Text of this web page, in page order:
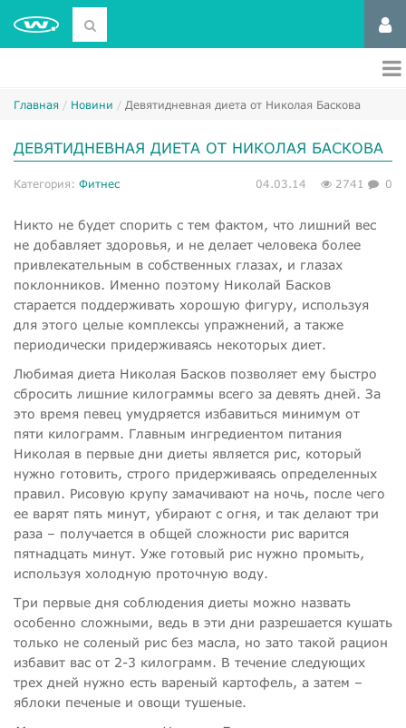
Главная Новини ​Девятидневная диета от Николая Баскова
​ДЕВЯТИДНЕВНАЯ ДИЕТА ОТ НИКОЛАЯ БАСКОВА
Категория: Фитнес 04.03.14 2741 0
Никто не будет спорить с тем фактом, что лишний вес
не добавляет здоровья, и не делает человека более
привлекательным в собственных глазах, и глазах
поклонников. Именно поэтому Николай Басков
старается поддерживать хорошую фигуру, используя
для этого целые комплексы упражнений, а также
периодически придерживаясь некоторых диет.
Любимая диета Николая Басков позволяет ему быстро
сбросить лишние килограммы всего за девять дней. За
это время певец умудряется избавиться минимум от
пяти килограмм. Главным ингредиентом питания
Николая в первые дни диеты является рис, который
нужно готовить, строго придерживаясь определенных
правил. Рисовую крупу замачивают на ночь, после чего
ее варят пять минут, убирают с огня, и так делают три
раза – получается в общей сложности рис варится
пятнадцать минут. Уже готовый рис нужно промыть,
используя холодную проточную воду.
Три первые дня соблюдения диеты можно назвать
особенно сложными, ведь в эти дни разрешается кушать
только не соленый рис без масла, но зато такой рацион
избавит вас от 2-3 килограмм. В течение следующих
трех дней нужно есть вареный картофель, а затем –
яблоки печеные и овощи тушеные.